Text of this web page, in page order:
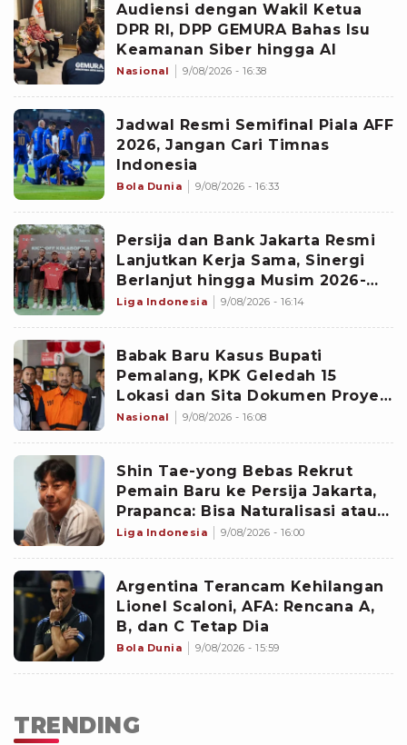
Audiensi dengan Wakil Ketua
DPR RI, DPP GEMURA Bahas Isu
Keamanan Siber hingga AI
Nasional 9/08/2026 - 16:38
Jadwal Resmi Semifinal Piala AFF
2026, Jangan Cari Timnas
Indonesia
Bola Dunia 9/08/2026 - 16:33
‎Persija dan Bank Jakarta Resmi
Lanjutkan Kerja Sama, Sinergi
Berlanjut hingga Musim 2026-
2027
Liga Indonesia 9/08/2026 - 16:14
Babak Baru Kasus Bupati
Pemalang, KPK Geledah 15
Lokasi dan Sita Dokumen Proyek
PUPR hingga CCTV Hotel
Nasional 9/08/2026 - 16:08
‎Shin Tae-yong Bebas Rekrut
Pemain Baru ke Persija Jakarta,
Prapanca: Bisa Naturalisasi atau
Asing
Liga Indonesia 9/08/2026 - 16:00
Argentina Terancam Kehilangan
Lionel Scaloni, AFA: Rencana A,
B, dan C Tetap Dia
Bola Dunia 9/08/2026 - 15:59
TRENDING